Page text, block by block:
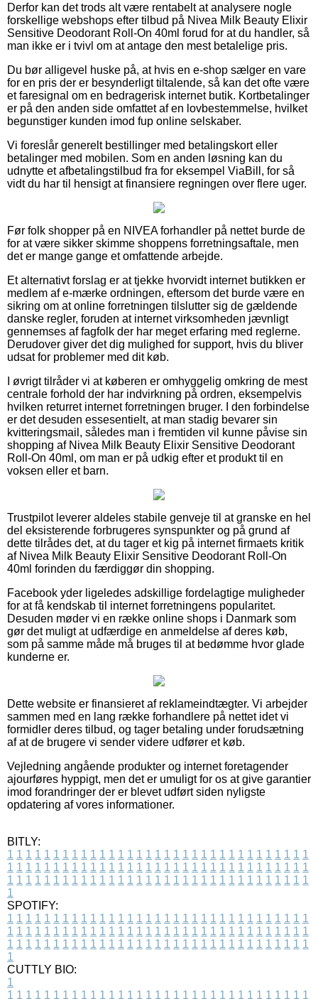
Derfor kan det trods alt være rentabelt at analysere nogle
forskellige webshops efter tilbud på Nivea Milk Beauty Elixir
Sensitive Deodorant Roll-On 40ml forud for at du handler, så
man ikke er i tvivl om at antage den mest betalelige pris.
Du bør alligevel huske på, at hvis en e-shop sælger en vare
for en pris der er besynderligt tiltalende, så kan det ofte være
et faresignal om en bedragerisk internet butik. Kortbetalinger
er på den anden side omfattet af en lovbestemmelse, hvilket
begunstiger kunden imod fup online selskaber.
Vi foreslår generelt bestillinger med betalingskort eller
betalinger med mobilen. Som en anden løsning kan du
udnytte et afbetalingstilbud fra for eksempel ViaBill, for så
vidt du har til hensigt at finansiere regningen over flere uger.
Før folk shopper på en NIVEA forhandler på nettet burde de
for at være sikker skimme shoppens forretningsaftale, men
det er mange gange et omfattende arbejde.
Et alternativt forslag er at tjekke hvorvidt internet butikken er
medlem af e-mærke ordningen, eftersom det burde være en
sikring om at online forretningen tilslutter sig de gældende
danske regler, foruden at internet virksomheden jævnligt
gennemses af fagfolk der har meget erfaring med reglerne.
Derudover giver det dig mulighed for support, hvis du bliver
udsat for problemer med dit køb.
I øvrigt tilråder vi at køberen er omhyggelig omkring de mest
centrale forhold der har indvirkning på ordren, eksempelvis
hvilken returret internet forretningen bruger. I den forbindelse
er det desuden essesentielt, at man stadig bevarer sin
kvitteringsmail, således man i fremtiden vil kunne påvise sin
shopping af Nivea Milk Beauty Elixir Sensitive Deodorant
Roll-On 40ml, om man er på udkig efter et produkt til en
voksen eller et barn.
Trustpilot leverer aldeles stabile genveje til at granske en hel
del eksisterende forbrugeres synspunkter og på grund af
dette tilrådes det, at du tager et kig på internet firmaets kritik
af Nivea Milk Beauty Elixir Sensitive Deodorant Roll-On
40ml forinden du færdiggør din shopping.
Facebook yder ligeledes adskillige fordelagtige muligheder
for at få kendskab til internet forretningens popularitet.
Desuden møder vi en række online shops i Danmark som
gør det muligt at udfærdige en anmeldelse af deres køb,
som på samme måde må bruges til at bedømme hvor glade
kunderne er.
Dette website er finansieret af reklameindtægter. Vi arbejder
sammen med en lang række forhandlere på nettet idet vi
formidler deres tilbud, og tager betaling under forudsætning
af at de brugere vi sender videre udfører et køb.
Vejledning angående produkter og internet foretagender
ajourføres hyppigt, men det er umuligt for os at give garantier
imod forandringer der er blevet udført siden nyligste
opdatering af vores informationer.
BITLY:
1 1 1 1 1 1 1 1 1 1 1 1 1 1 1 1 1 1 1 1 1 1 1 1 1 1 1 1 1 1 1 1 1
1 1 1 1 1 1 1 1 1 1 1 1 1 1 1 1 1 1 1 1 1 1 1 1 1 1 1 1 1 1 1 1 1
1 1 1 1 1 1 1 1 1 1 1 1 1 1 1 1 1 1 1 1 1 1 1 1 1 1 1 1 1 1 1 1 1
1
SPOTIFY:
1 1 1 1 1 1 1 1 1 1 1 1 1 1 1 1 1 1 1 1 1 1 1 1 1 1 1 1 1 1 1 1 1
1 1 1 1 1 1 1 1 1 1 1 1 1 1 1 1 1 1 1 1 1 1 1 1 1 1 1 1 1 1 1 1 1
1 1 1 1 1 1 1 1 1 1 1 1 1 1 1 1 1 1 1 1 1 1 1 1 1 1 1 1 1 1 1 1 1
1
CUTTLY BIO:
1
1 1 1 1 1 1 1 1 1 1 1 1 1 1 1 1 1 1 1 1 1 1 1 1 1 1 1 1 1 1 1 1 1